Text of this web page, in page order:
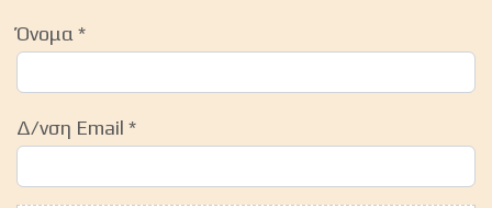
Όνομα *
Δ/νση Email *